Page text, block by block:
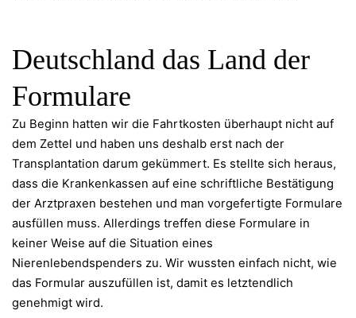
Deutschland das Land der
Formulare
Zu Beginn hatten wir die Fahrtkosten überhaupt nicht auf
dem Zettel und haben uns deshalb erst nach der
Transplantation darum gekümmert. Es stellte sich heraus,
dass die Krankenkassen auf eine schriftliche Bestätigung
der Arztpraxen bestehen und man vorgefertigte Formulare
ausfüllen muss. Allerdings treffen diese Formulare in
keiner Weise auf die Situation eines
Nierenlebendspenders zu. Wir wussten einfach nicht, wie
das Formular auszufüllen ist, damit es letztendlich
genehmigt wird.